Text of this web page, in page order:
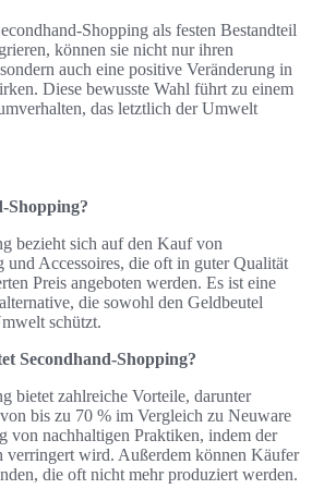
Shopping als festen Bestandteil
können sie nicht nur ihren
auch eine positive Veränderung in
Diese bewusste Wahl führt zu einem
das letztlich der Umwelt
Shopping?
bezieht sich auf den Kauf von
und Accessoires, die oft in guter Qualität
Preis angeboten werden. Es ist eine
die sowohl den Geldbeutel
schützt.
Secondhand-Shopping?
bietet zahlreiche Vorteile, darunter
bis zu 70 % im Vergleich zu Neuware
von nachhaltigen Praktiken, indem der
verringert wird. Außerdem können Käufer
die oft nicht mehr produziert werden.